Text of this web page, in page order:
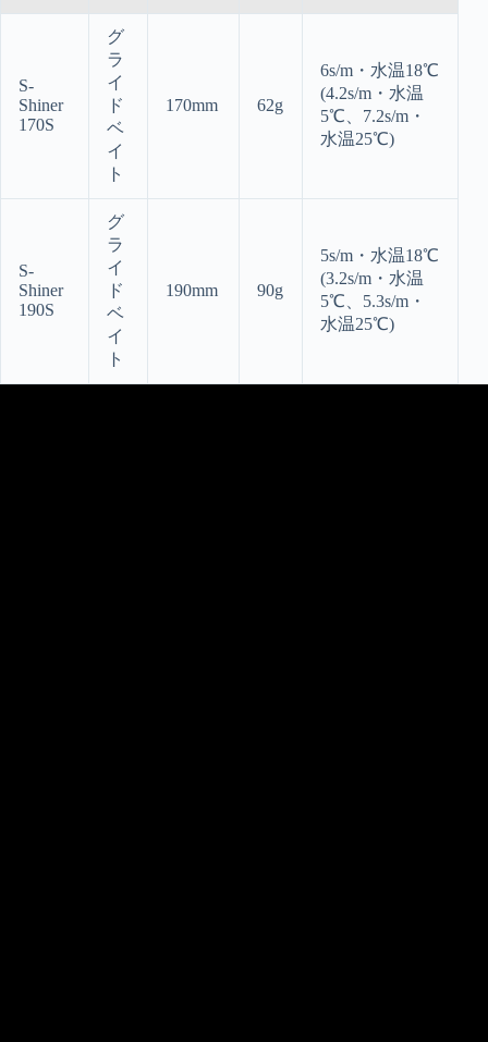
S-
Shiner
170S
グ
ラ
イ
ド
ベ
イ
ト
170mm 62g
6s/m・水温18℃
(4.2s/m・水温
5℃、7.2s/m・
水温25℃)
S-
Shiner
190S
グ
ラ
イ
ド
ベ
イ
ト
190mm 90g
5s/m・水温18℃
(3.2s/m・水温
5℃、5.3s/m・
水温25℃)